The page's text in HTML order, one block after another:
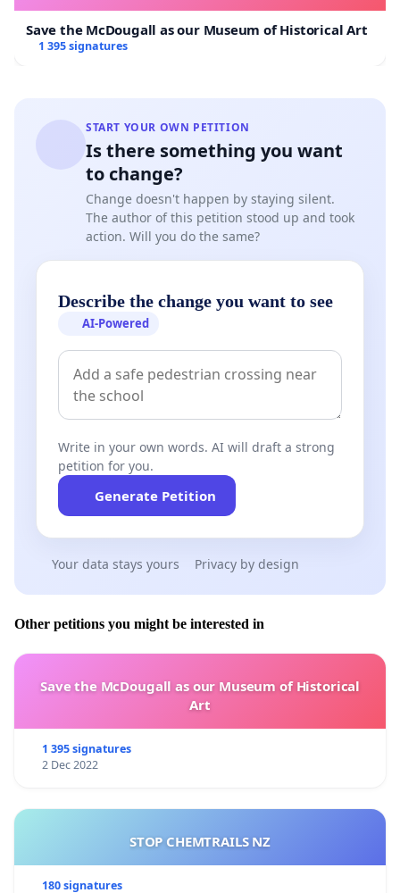
Save the McDougall as our Museum of Historical Art
1 395 signatures
START YOUR OWN PETITION
Is there something you want
to change?
Change doesn't happen by staying silent.
The author of this petition stood up and took
action. Will you do the same?
Describe the change you want to see
AI-Powered
Write in your own words. AI will draft a strong
petition for you.
Generate Petition
Your data stays yours Privacy by design
Other petitions you might be interested in
Save the McDougall as our Museum of Historical
Art
1 395 signatures
2 Dec 2022
STOP CHEMTRAILS NZ
180 signatures